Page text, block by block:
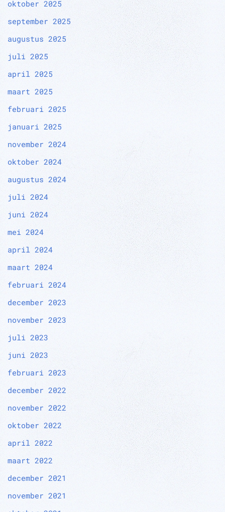
oktober 2025
september 2025
augustus 2025
juli 2025
april 2025
maart 2025
februari 2025
januari 2025
november 2024
oktober 2024
augustus 2024
juli 2024
juni 2024
mei 2024
april 2024
maart 2024
februari 2024
december 2023
november 2023
juli 2023
juni 2023
februari 2023
december 2022
november 2022
oktober 2022
april 2022
maart 2022
december 2021
november 2021